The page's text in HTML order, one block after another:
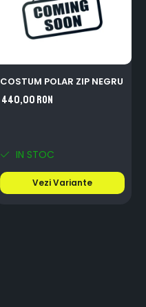
COSTUM POLAR ZIP NEGRU
440,00 RON
IN STOC
Vezi Variante